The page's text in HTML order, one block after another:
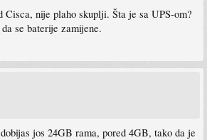
Cisca, nije plaho skuplji. Šta je sa UPS-om?
se baterije zamijene.
jos 24GB rama, pored 4GB, tako da je